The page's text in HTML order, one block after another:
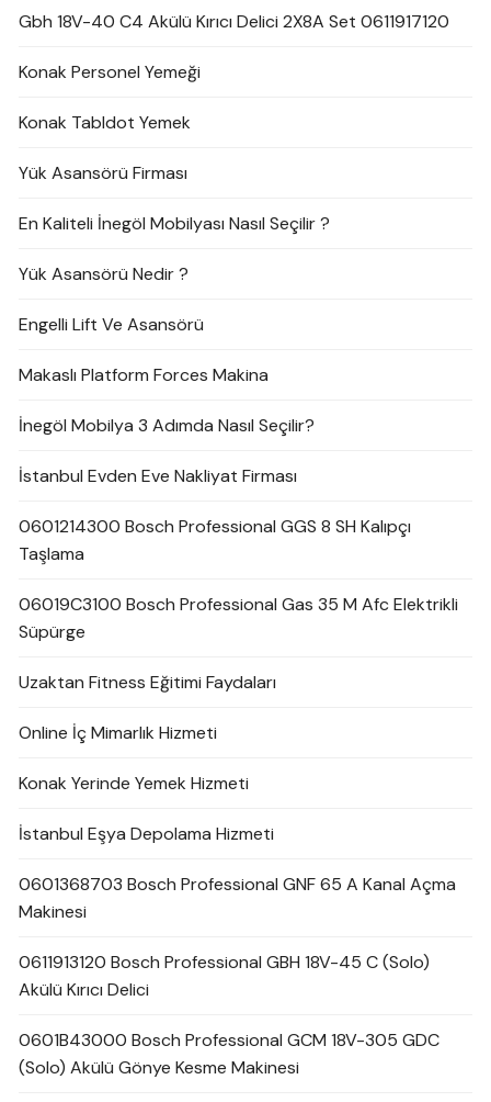
Gbh 18V-40 C4 Akülü Kırıcı Delici 2X8A Set 0611917120
Konak Personel Yemeği
Konak Tabldot Yemek
Yük Asansörü Firması
En Kaliteli İnegöl Mobilyası Nasıl Seçilir ?
Yük Asansörü Nedir ?
Engelli Lift Ve Asansörü
Makaslı Platform Forces Makina
İnegöl Mobilya 3 Adımda Nasıl Seçilir?
İstanbul Evden Eve Nakliyat Firması
0601214300 Bosch Professional GGS 8 SH Kalıpçı
Taşlama
06019C3100 Bosch Professional Gas 35 M Afc Elektrikli
Süpürge
Uzaktan Fitness Eğitimi Faydaları
Online İç Mimarlık Hizmeti
Konak Yerinde Yemek Hizmeti
İstanbul Eşya Depolama Hizmeti
0601368703 Bosch Professional GNF 65 A Kanal Açma
Makinesi
0611913120 Bosch Professional GBH 18V-45 C (Solo)
Akülü Kırıcı Delici
0601B43000 Bosch Professional GCM 18V-305 GDC
(Solo) Akülü Gönye Kesme Makinesi